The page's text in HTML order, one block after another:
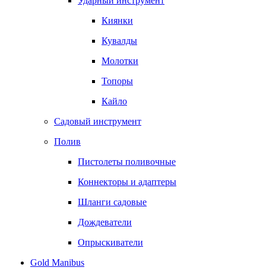
Киянки
Кувалды
Молотки
Топоры
Кайло
Садовый инструмент
Полив
Пистолеты поливочные
Коннекторы и адаптеры
Шланги садовые
Дождеватели
Опрыскиватели
Gold Manibus